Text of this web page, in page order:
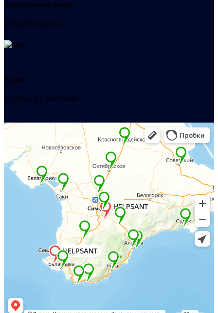
Электронная почта
admin@helpsant.ru
Адрес
Алушта, ул. Багликова